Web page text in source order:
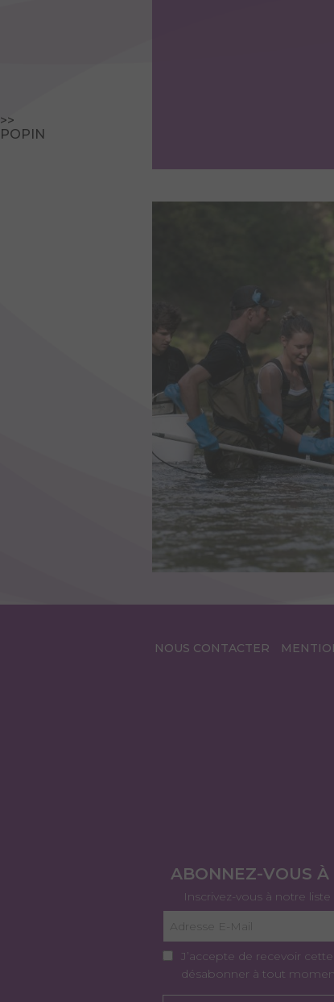
>>
POPIN
NOUS CONTACTER
ABONNEZ-VOUS
Inscrivez-vous à notre
J’accepte de recevoir
désabonner à tout